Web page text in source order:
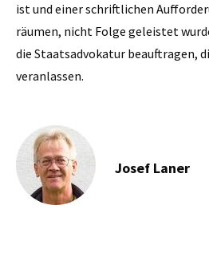
ist und einer schriftlichen
räumen, nicht Folge geleistet
die Staatsadvokatur beauftragen,
veranlassen.
Josef Laner